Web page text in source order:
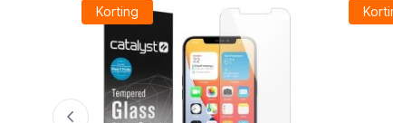
Korting